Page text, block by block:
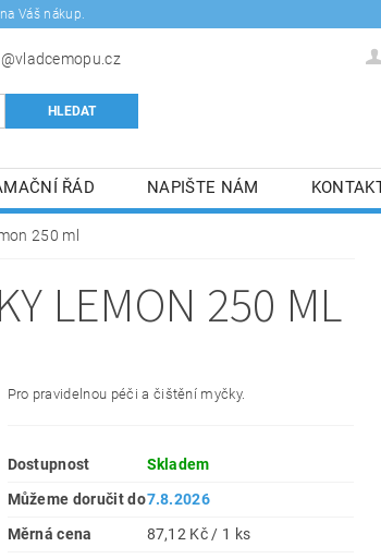
Váš nákup.
ŘÁD NAPIŠTE NÁM
250 ml
LEMON 250 ML
Pro pravidelnou péči a čištění myčky.
Dostupnost
Skladem
Můžeme doručit do7.8.2026
Měrná cena
87,12 Kč / 1 ks